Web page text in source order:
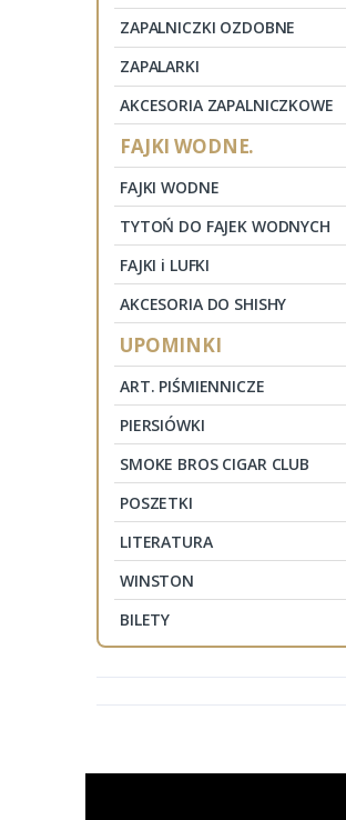
ZAPALNICZKI OZDOBNE
ZAPALARKI
AKCESORIA ZAPALNICZKOWE
FAJKI WODNE.
FAJKI WODNE
TYTOŃ DO FAJEK WODNYCH
FAJKI i LUFKI
AKCESORIA DO SHISHY
UPOMINKI
ART. PIŚMIENNICZE
PIERSIÓWKI
SMOKE BROS CIGAR CLUB
POSZETKI
LITERATURA
WINSTON
BILETY